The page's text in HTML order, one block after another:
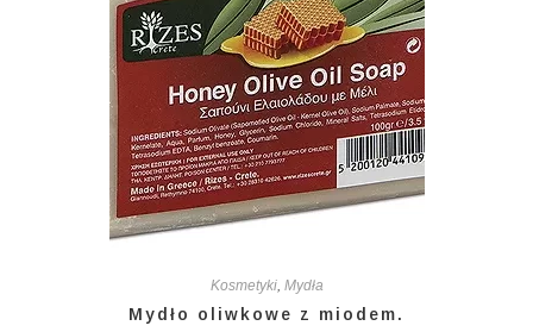
Kosmetyki, Mydła
Mydło oliwkowe z miodem.